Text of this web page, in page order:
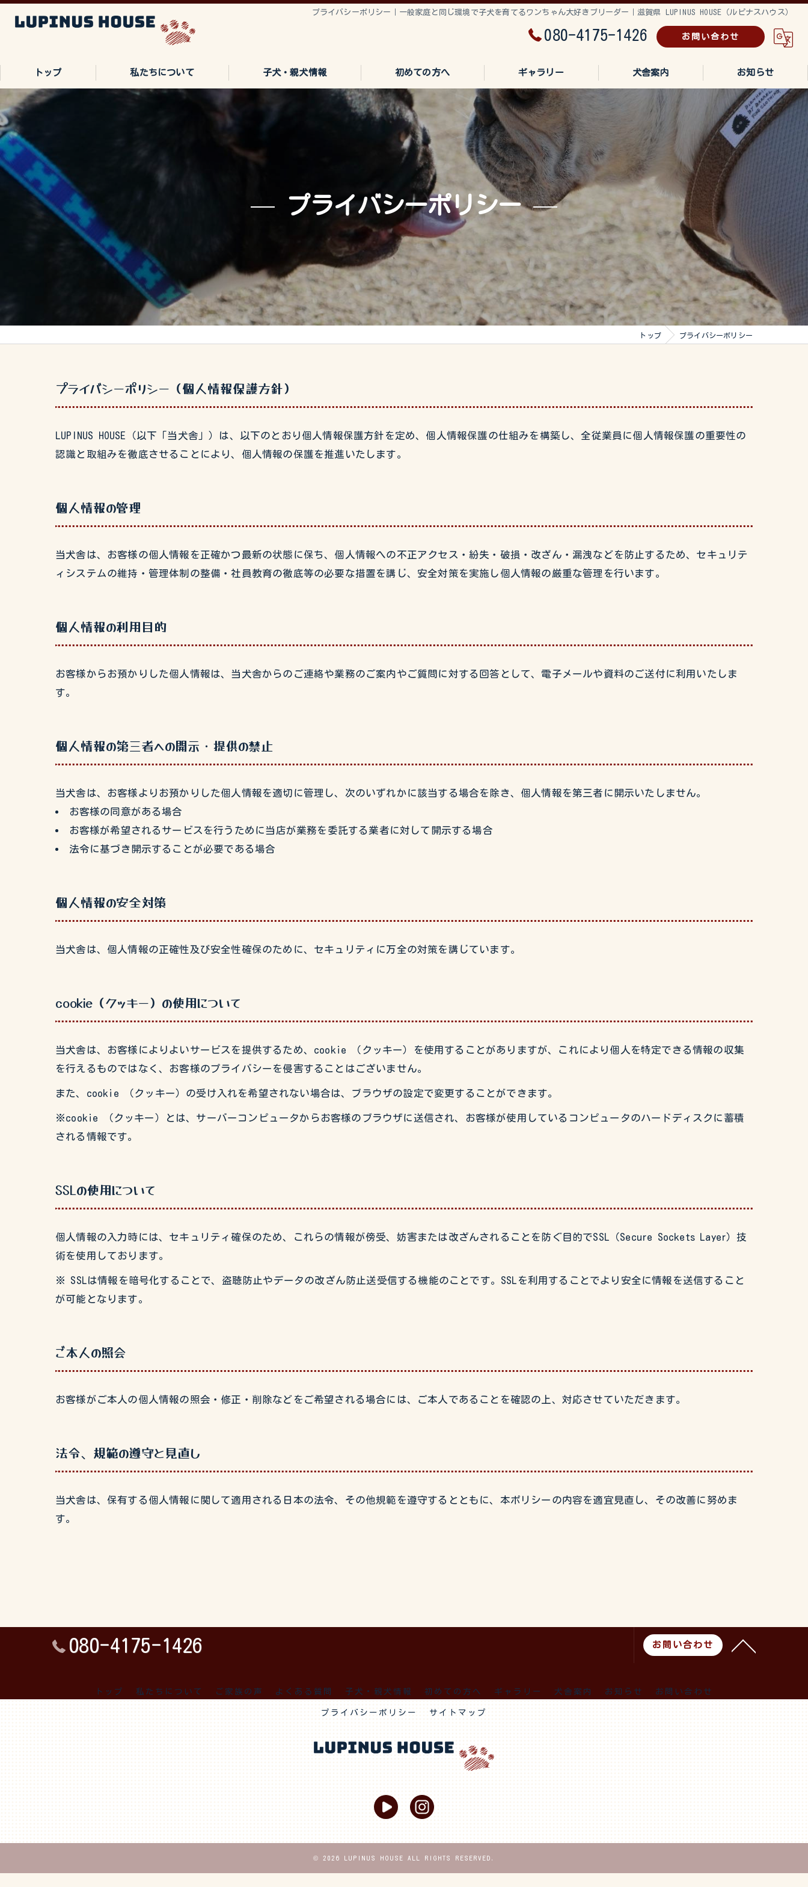
プライバシーポリシー｜一般家庭と同じ環境で子犬を育てるワンちゃん大好きブリーダー｜滋賀県 LUPINUS HOUSE（ルピナスハウス）
080-4175-1426 お問い合わせ
トップ 私たちについて 子犬・親犬情報 初めての方へ ギャラリー 犬舎案内 お知らせ
プライバシーポリシー
トップ プライバシーポリシー
プライバシーポリシー（個人情報保護方針）
LUPINUS HOUSE（以下「当犬舎」）は、以下のとおり個人情報保護方針を定め、個人情報保護の仕組みを構築し、全従業員に個人情報保護の重要性の
認識と取組みを徹底させることにより、個人情報の保護を推進いたします。
個人情報の管理
当犬舎は、お客様の個人情報を正確かつ最新の状態に保ち、個人情報への不正アクセス・紛失・破損・改ざん・漏洩などを防止するため、セキュリテ
ィシステムの維持・管理体制の整備・社員教育の徹底等の必要な措置を講じ、安全対策を実施し個人情報の厳重な管理を行います。
個人情報の利用目的
お客様からお預かりした個人情報は、当犬舎からのご連絡や業務のご案内やご質問に対する回答として、電子メールや資料のご送付に利用いたしま
す。
個人情報の第三者への開示・提供の禁止
当犬舎は、お客様よりお預かりした個人情報を適切に管理し、次のいずれかに該当する場合を除き、個人情報を第三者に開示いたしません。
お客様の同意がある場合
お客様が希望されるサービスを行うために当店が業務を委託する業者に対して開示する場合
法令に基づき開示することが必要である場合
個人情報の安全対策
当犬舎は、個人情報の正確性及び安全性確保のために、セキュリティに万全の対策を講じています。
cookie（クッキー）の使用について
当犬舎は、お客様によりよいサービスを提供するため、cookie （クッキー）を使用することがありますが、これにより個人を特定できる情報の収集
を行えるものではなく、お客様のプライバシーを侵害することはございません。
また、cookie （クッキー）の受け入れを希望されない場合は、ブラウザの設定で変更することができます。
※cookie （クッキー）とは、サーバーコンピュータからお客様のブラウザに送信され、お客様が使用しているコンピュータのハードディスクに蓄積
される情報です。
SSLの使用について
個人情報の入力時には、セキュリティ確保のため、これらの情報が傍受、妨害または改ざんされることを防ぐ目的でSSL（Secure Sockets Layer）技
術を使用しております。
※ SSLは情報を暗号化することで、盗聴防止やデータの改ざん防止送受信する機能のことです。SSLを利用することでより安全に情報を送信すること
が可能となります。
ご本人の照会
お客様がご本人の個人情報の照会・修正・削除などをご希望される場合には、ご本人であることを確認の上、対応させていただきます。
法令、規範の遵守と見直し
当犬舎は、保有する個人情報に関して適用される日本の法令、その他規範を遵守するとともに、本ポリシーの内容を適宜見直し、その改善に努めま
す。
080-4175-1426 お問い合わせ
トップ 私たちについて ご家族の声 よくある質問 子犬・親犬情報 初めての方へ ギャラリー 犬舎案内 お知らせ お問い合わせ
プライバシーポリシー サイトマップ
© 2026 LUPINUS HOUSE ALL RIGHTS RESERVED.